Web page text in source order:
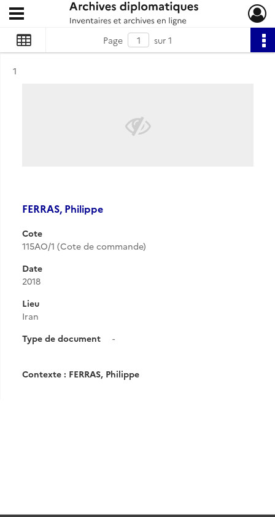
Archives diplomatiques
Ouvrir le menu déroulant
Page sur 1
Résultat n°
1
FERRAS, Philippe
Cote
115AO/1 (Cote de commande)
Date
2018
Lieu
Iran
Type de document
-
Contexte : FERRAS, Philippe